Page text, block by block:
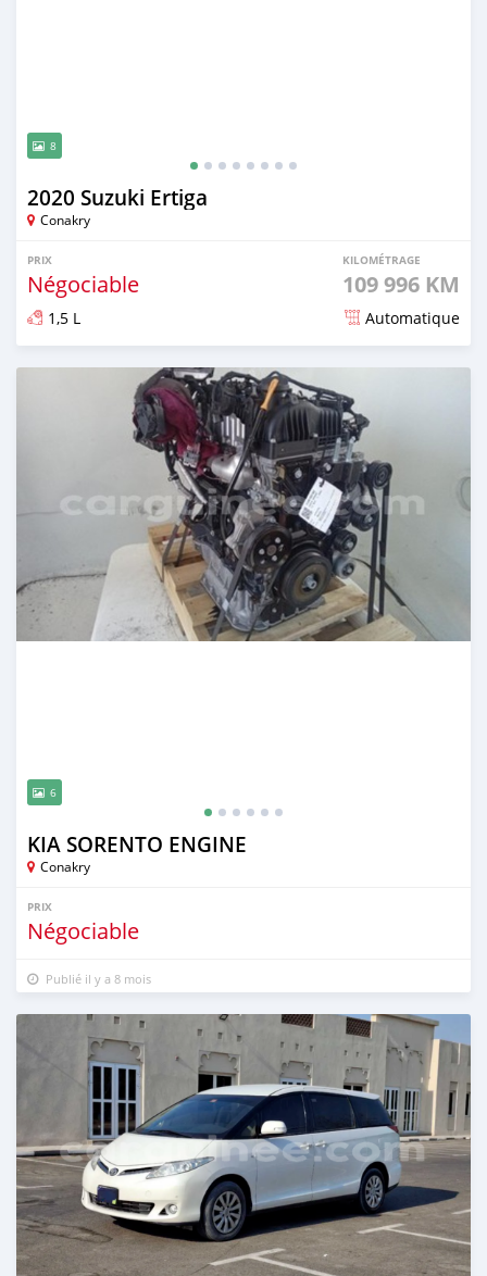
8
2020 Suzuki Ertiga
Conakry
PRIX
Négociable
KILOMÉTRAGE
109 996 KM
1,5 L Automatique
Publié il y a 8 mois
6
KIA SORENTO ENGINE
Conakry
PRIX
Négociable
Publié il y a 8 mois